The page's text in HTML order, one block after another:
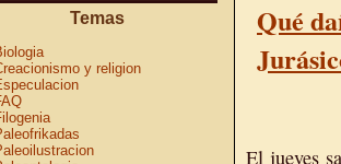
Temas
y religion
Qué
El jueves